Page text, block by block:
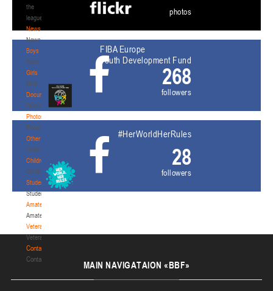
the
league
News
News
Boys
Boys
Girls
Girls
Documentation
Documentation
Photos
Photos
Other
Other
Children's
Children's
Students
Students
Amateur
Amateur
Veterans
Veterans
Contacts
Contacts
photos
FIBA Europe
Youth Development Fund
268
followers
#HerWorldHerRules
28
followers
MAIN NAVIGATAION «BBF»